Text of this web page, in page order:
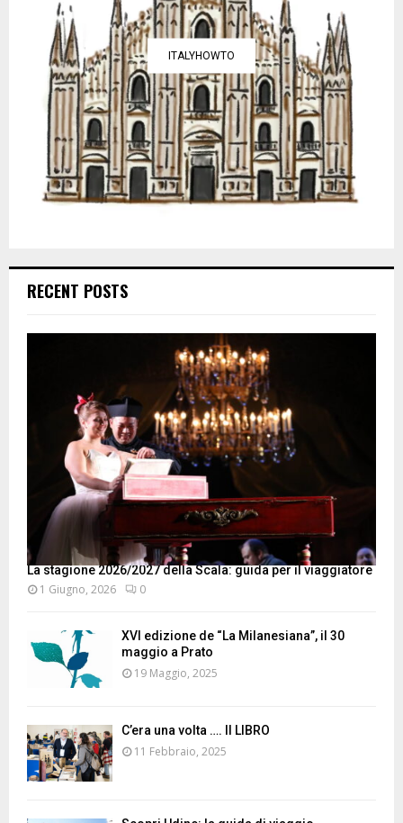
ITALYHOWTO
RECENT POSTS
La stagione 2026/2027 della Scala: guida per il viaggiatore
1 Giugno, 2026 0
XVI edizione de “La Milanesiana”, il 30
maggio a Prato
19 Maggio, 2025
C’era una volta …. Il LIBRO
11 Febbraio, 2025